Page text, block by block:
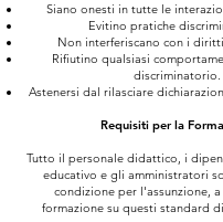
Siano onesti in tutte le
Evitino pratiche
Non interferiscano con i
Rifiutino qualsiasi
discriminatorio.
Astenersi dal rilasciare
Requisiti per la
Tutto il personale didattico, i
educativo e gli amministratori
condizione per l'assunzione,
formazione su questi standard